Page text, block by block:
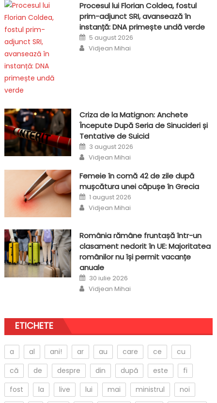
Procesul lui Florian Coldea, fostul
prim-adjunct SRI, avansează în
instanță: DNA primește undă verde
Posted
on
5 august 2026
Author
Vidjean Mihai
Criza de la Matignon: Anchete
Începute După Seria de Sinucideri și
Tentative de Suicid
Posted
on
3 august 2026
Author
Vidjean Mihai
Femeie în comă 42 de zile după
mușcătura unei căpușe în Grecia
Posted
on
1 august 2026
Author
Vidjean Mihai
România rămâne fruntașă într-un
clasament nedorit în UE: Majoritatea
românilor nu își permit vacanțe
anuale
Posted
on
30 iulie 2026
Author
Vidjean Mihai
ETICHETE
a al ani! ar au care ce
cu
că
de despre din după este
fi
fost
la live lui mai ministrul
noi